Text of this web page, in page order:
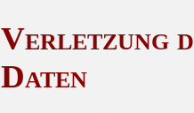
Verletzung
Daten